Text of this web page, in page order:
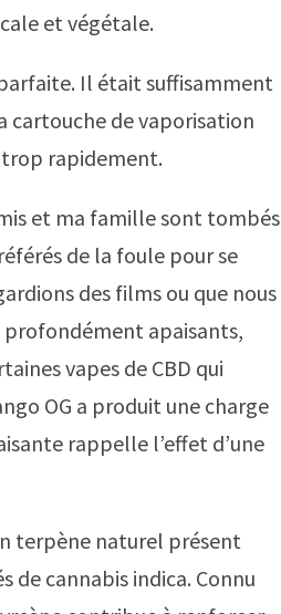
et végétale.
Il était suffisamment
cartouche de vaporisation
trop rapidement.
et ma famille sont tombés
de la foule pour se
des films ou que nous
apaisants,
vapes de CBD qui
OG a produit une charge
rappelle l’effet d’une
terpène naturel présent
de cannabis indica. Connu